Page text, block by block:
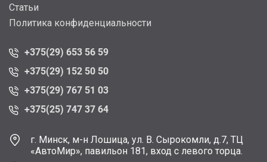
Статьи
Политика конфиденциальности
+375(29) 653 56 59
+375(29) 152 50 50
+375(29) 767 51 03
+375(25) 747 37 64
г. Минск, м-н Лошица, ул. В. Сырокомли, д.7, ТЦ
«АвтоМир», павильон 181, вход с левого торца.